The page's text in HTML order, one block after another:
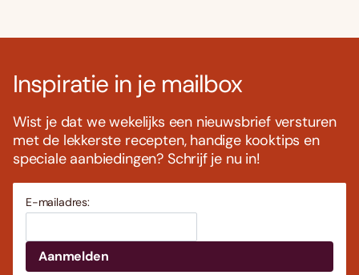
Inspiratie in je mailbox
Wist je dat we wekelijks een nieuwsbrief versturen
met de lekkerste recepten, handige kooktips en
speciale aanbiedingen? Schrijf je nu in!
E-mailadres: